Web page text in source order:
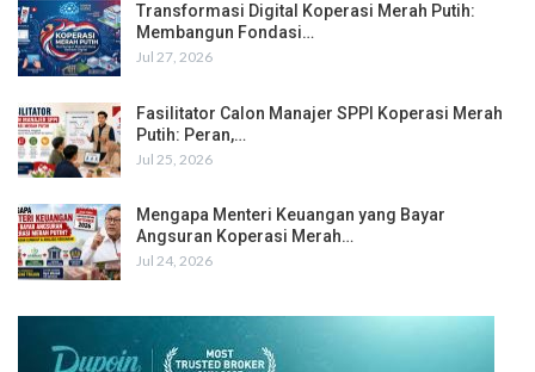
Transformasi Digital Koperasi Merah Putih:
Membangun Fondasi…
Jul 27, 2026
Fasilitator Calon Manajer SPPI Koperasi Merah
Putih: Peran,…
Jul 25, 2026
Mengapa Menteri Keuangan yang Bayar
Angsuran Koperasi Merah…
Jul 24, 2026